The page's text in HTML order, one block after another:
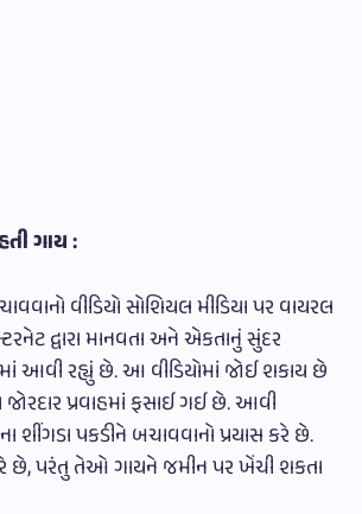
ગાય :
વીડિયો સોશિયલ મીડિયા પર વાયરલ
દ્વારા માનવતા અને એકતાનું સુંદર
આવી રહ્યું છે. આ વીડિયોમાં જોઈ શકાય છે
પ્રવાહમાં ફસાઈ ગઈ છે. આવી
શીંગડા પકડીને બચાવવાનો પ્રયાસ કરે છે.
છે, પરંતુ તેઓ ગાયને જમીન પર ખેંચી શકતા